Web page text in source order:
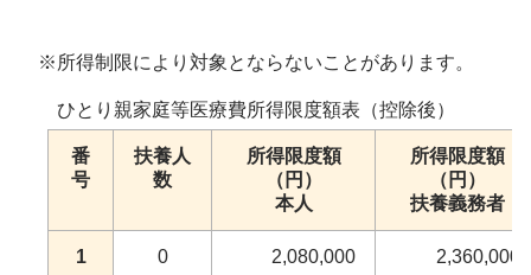
※所得制限により対象とならないことがあります。
ひとり親家庭等医療費所得限度額表（控除後）
番
号
扶養人
数
所得限度額
（円）
本人
所得限度額
（円）
扶養義務者
1 0 2,080,000 2,360,000